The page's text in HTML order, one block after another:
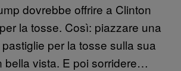
dovrebbe offrire a Clinton
la tosse. Così: piazzare una
per la tosse sulla sua
bella vista. E poi sorridere…